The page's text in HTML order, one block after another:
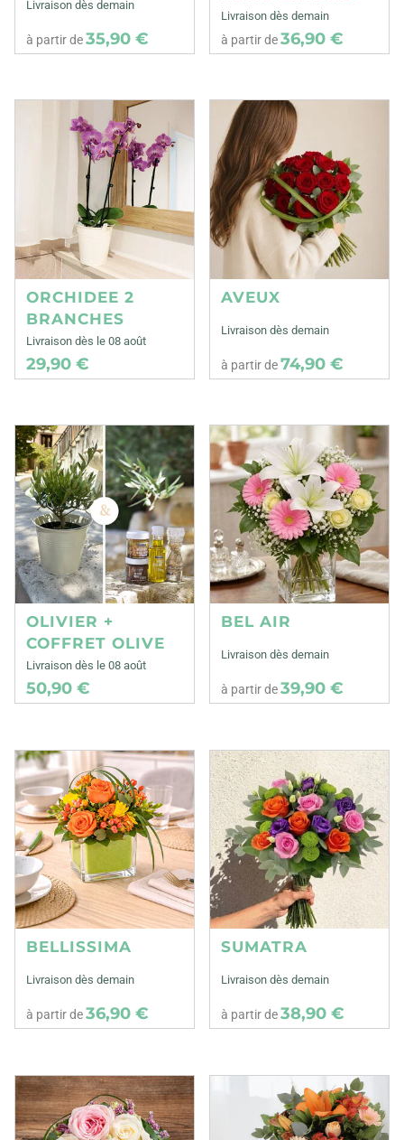
Livraison dès demain
à partir de35,90 €
Livraison dès demain
à partir de36,90 €
ORCHIDEE 2
BRANCHES
Livraison dès le 08 août
29,90 €
AVEUX
Livraison dès demain
à partir de74,90 €
OLIVIER +
COFFRET OLIVE
Livraison dès le 08 août
50,90 €
BEL AIR
Livraison dès demain
à partir de39,90 €
BELLISSIMA
Livraison dès demain
à partir de36,90 €
SUMATRA
Livraison dès demain
à partir de38,90 €